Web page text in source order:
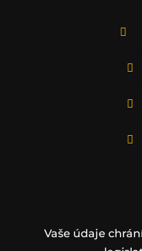




Vaše údaje